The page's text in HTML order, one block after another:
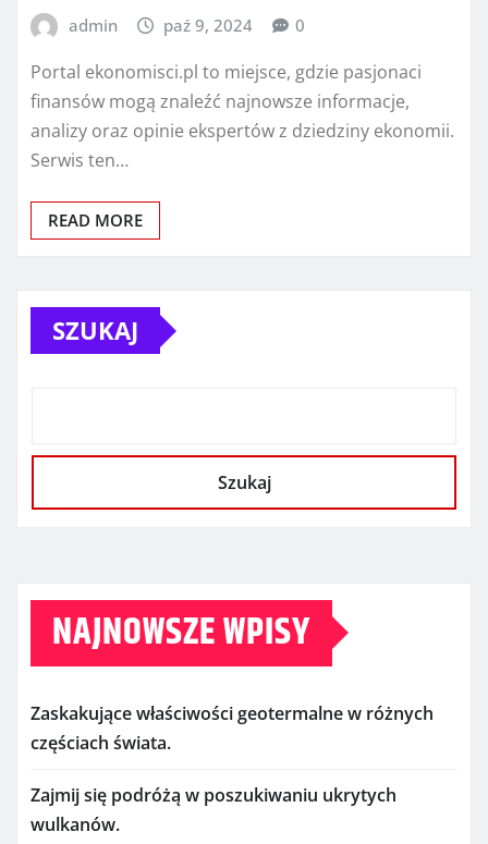
admin paź 9, 2024 0
Portal ekonomisci.pl to miejsce, gdzie pasjonaci
finansów mogą znaleźć najnowsze informacje,
analizy oraz opinie ekspertów z dziedziny ekonomii.
Serwis ten…
READ MORE
SZUKAJ
Szukaj
NAJNOWSZE WPISY
Zaskakujące właściwości geotermalne w różnych
częściach świata.
Zajmij się podróżą w poszukiwaniu ukrytych
wulkanów.